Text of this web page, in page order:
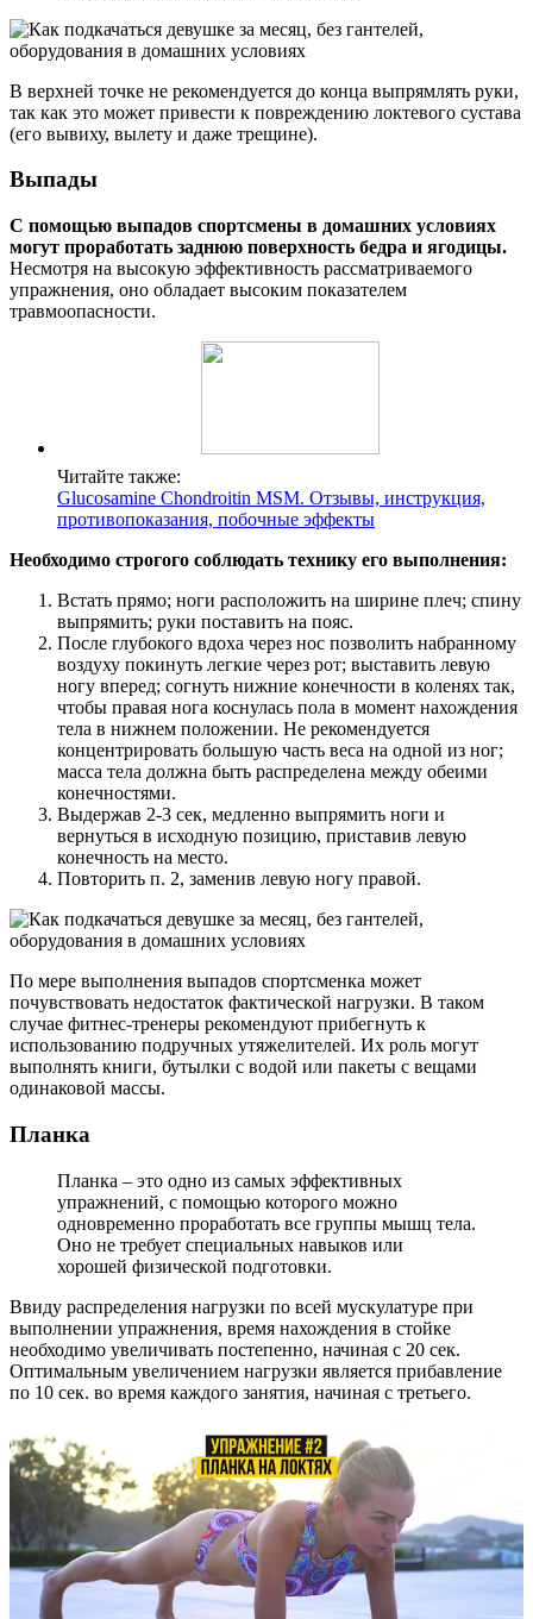
В верхней точке не рекомендуется до конца выпрямлять руки,
так как это может привести к повреждению локтевого сустава
(его вывиху, вылету и даже трещине).
Выпады
С помощью выпадов спортсмены в домашних условиях
могут проработать заднюю поверхность бедра и ягодицы.
Несмотря на высокую эффективность рассматриваемого
упражнения, оно обладает высоким показателем
травмоопасности.
Читайте также:
Glucosamine Chondroitin MSM. Отзывы, инструкция,
противопоказания, побочные эффекты
Необходимо строгого соблюдать технику его выполнения:
Встать прямо; ноги расположить на ширине плеч; спину
выпрямить; руки поставить на пояс.
После глубокого вдоха через нос позволить набранному
воздуху покинуть легкие через рот; выставить левую
ногу вперед; согнуть нижние конечности в коленях так,
чтобы правая нога коснулась пола в момент нахождения
тела в нижнем положении. Не рекомендуется
концентрировать большую часть веса на одной из ног;
масса тела должна быть распределена между обеими
конечностями.
Выдержав 2-3 сек, медленно выпрямить ноги и
вернуться в исходную позицию, приставив левую
конечность на место.
Повторить п. 2, заменив левую ногу правой.
По мере выполнения выпадов спортсменка может
почувствовать недостаток фактической нагрузки. В таком
случае фитнес-тренеры рекомендуют прибегнуть к
использованию подручных утяжелителей. Их роль могут
выполнять книги, бутылки с водой или пакеты с вещами
одинаковой массы.
Планка
Планка – это одно из самых эффективных
упражнений, с помощью которого можно
одновременно проработать все группы мышц тела.
Оно не требует специальных навыков или
хорошей физической подготовки.
Ввиду распределения нагрузки по всей мускулатуре при
выполнении упражнения, время нахождения в стойке
необходимо увеличивать постепенно, начиная с 20 сек.
Оптимальным увеличением нагрузки является прибавление
по 10 сек. во время каждого занятия, начиная с третьего.